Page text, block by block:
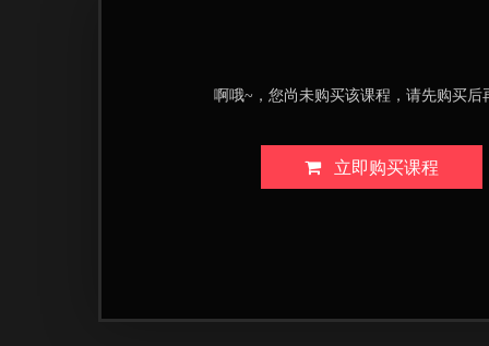
啊哦~，您尚未购买该课程，请先购买后
立即购买课程